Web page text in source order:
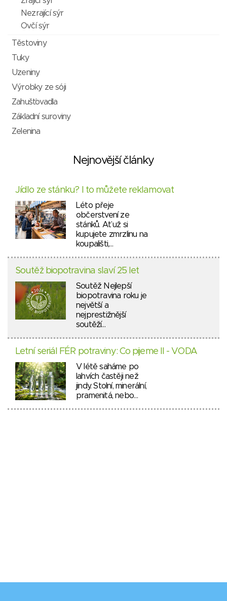
Nezrající sýr
Ovčí sýr
Těstoviny
Tuky
Uzeniny
Výrobky ze sóji
Zahušťovadla
Základní suroviny
Zelenina
Nejnovější články
Jídlo ze stánku? I to můžete reklamovat
Léto přeje
občerstvení ze
stánků. Ať už si
kupujete zmrzlinu na
koupališti,…
Soutěž biopotravina slaví 25 let
Soutěž Nejlepší
biopotravina roku je
největší a
nejprestižnější
soutěží…
Letní seriál FÉR potraviny: Co pijeme II - VODA
V létě saháme po
lahvích častěji než
jindy. Stolní, minerální,
pramenitá, nebo…